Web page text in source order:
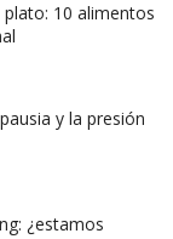
10 alimentos
y la presión
¿estamos